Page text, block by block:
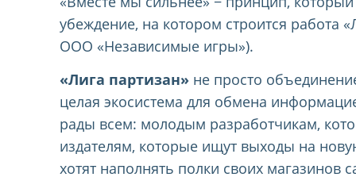
убеждение, на котором строится работа
ООО «Независимые игры»).
«Лига партизан» не просто
целая экосистема для обмена
рады всем: молодым разработчикам,
издателям, которые ищут выходы на
хотят наполнять полки своих